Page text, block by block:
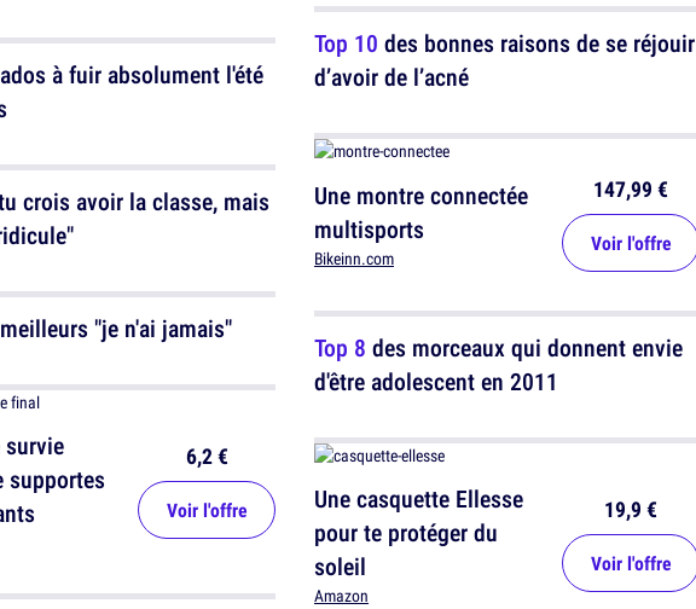
à fuir absolument l'été
crois avoir la classe, mais
"je n'ai jamais"
survie
supportes
6,2 €
Voir l'offre
Top 10 des bonnes raisons de se réjouir
d’avoir de l’acné
Une montre connectée
multisports
Bikeinn.com
147,99 €
Voir l'offre
Top 8 des morceaux qui donnent envie
d'être adolescent en 2011
Une casquette Ellesse
pour te protéger du
soleil
Amazon
19,9 €
Voir l'offre